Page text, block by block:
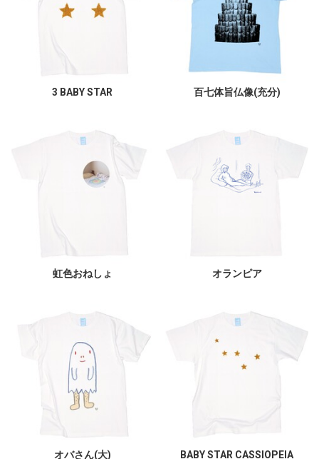
3 BABY STAR 百七体旨仏像(充分)
虹色おねしょ オランピア
オバさん(大) BABY STAR CASSIOPEIA